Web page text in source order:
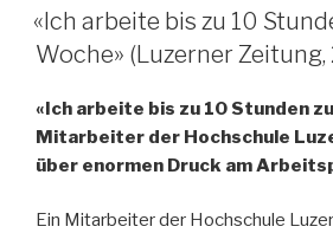
LE
«Ich arbeite bis zu 10
Woche» (Luzerner Zeitung,
«Ich arbeite bis zu 10 Stunden
Mitarbeiter der Hochschule
über enormen Druck am
Ein Mitarbeiter der Hochschule